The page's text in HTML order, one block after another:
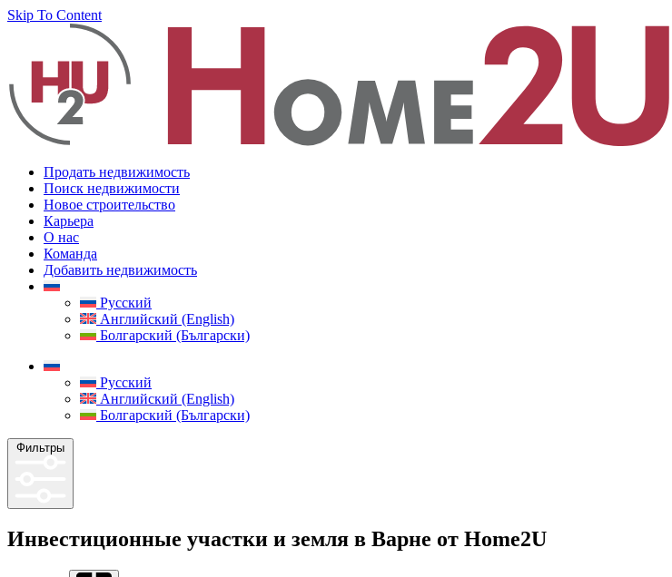
Skip To Content
Продать недвижимость
Поиск недвижимости
Новое строительство
Карьера
О нас
Команда
Добавить недвижимость
Русский
Английский (English)
Болгарский (Български)
Русский
Английский (English)
Болгарский (Български)
Фильтры
Инвестиционные участки и земля в Варне от Home2U